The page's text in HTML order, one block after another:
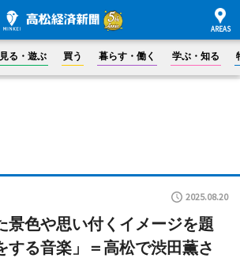
見る・遊ぶ 買う 暮らす・働く 学ぶ・知る
2025.08.20
景色や思い付くイメージを題
する音楽」＝高松で渋田薫さ